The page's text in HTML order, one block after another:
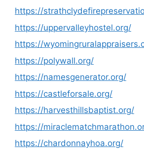
https://
https://uppervalleyhostel.org/
https://
https://polywall.org/
https://namesgenerator.org/
https://castleforsale.org/
https://harvesthillsbaptist.org/
https://
https://chardonnayhoa.org/